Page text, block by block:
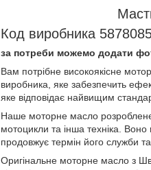
Код виробника
за потреби можемо додати
Вам потрібне високоякісне
виробника, яке забезпечить
яке відповідає найвищим
Наше моторне масло розроблене
мотоцикли та інша техніка.
продовжує термін його служби
Оригінальне моторне масло з